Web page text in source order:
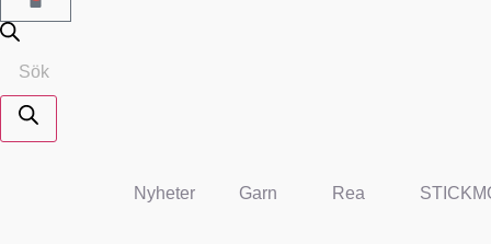
Nyheter Garn Rea